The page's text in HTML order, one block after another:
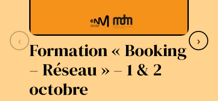
‹
Formation « Booking
– Réseau » – 1 & 2
octobre
›